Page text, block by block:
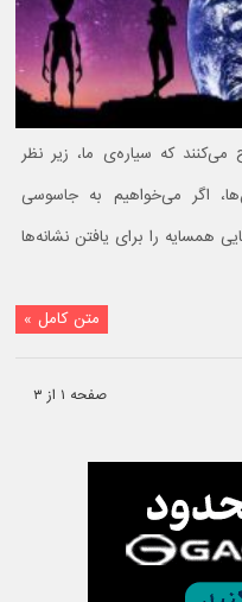
می‌کنند که سیاره‌ی ما، زیر نظر
اگر می‌خواهیم به جاسوسی
همسایه را برای یافتن نشانه‌ها
متن کامل »
صفحه ۱ از ۳